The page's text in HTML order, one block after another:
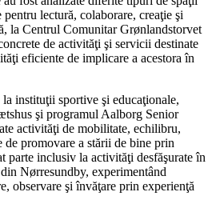
lectură, colaborare, creaţie şi
la Centrul Comunitar Grønlandstorvet
de activităţi şi servicii destinate
eficiente de implicare a acestora în
instituţii sportive şi educaţionale,
şi programul Aalborg Senior
activităţi de mobilitate, echilibru,
promovare a stării de bine prin
parte inclusiv la activităţi desfăşurate în
Nørresundby, experimentând
observare şi învăţare prin experienţă